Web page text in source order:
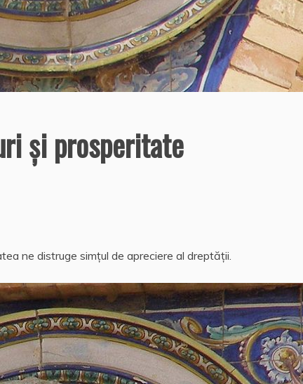
şi prosperitate
ne distruge simţul de apreciere al dreptăţii.